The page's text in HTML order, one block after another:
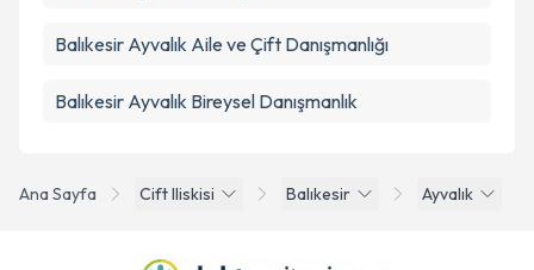
Ana Sayfa Cift Iliskisi Balıkesir Ayvalık
Balıkesir Ayvalık Aile ve Çift Danışmanlığı
Balıkesir Ayvalık Bireysel Danışmanlık